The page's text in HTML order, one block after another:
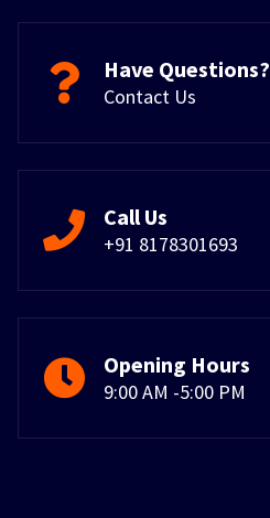
Have Questions?
Contact Us
Call Us
+91 8178301693
Opening Hours
9:00 AM -5:00 PM